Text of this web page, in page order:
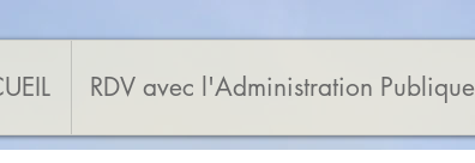
RDV avec l'Administration Publique